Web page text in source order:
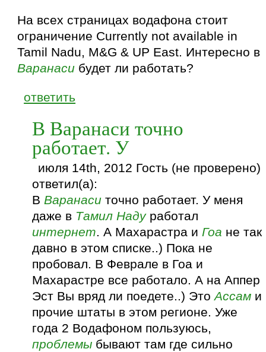
На всех страницах водафона стоит
ограничение Currently not available in
Tamil Nadu, M&G & UP East. Интересно в
Варанаси будет ли работать?
ответить
В Варанаси точно
работает. У
июля 14th, 2012 Гость (не проверено)
ответил(а):
В Варанаси точно работает. У меня
даже в Тамил Надуработал
интернет. А Махарастра и Гоа не так
давно в этом списке..) Пока не
пробовал. В Феврале в Гоа и
Махарастре все работало. А на Аппер
Эст Вы вряд ли поедете..) ЭтоАссам и
прочие штаты в этом регионе. Уже
года 2 Водафоном пользуюсь,
проблемы бывают там где сильно